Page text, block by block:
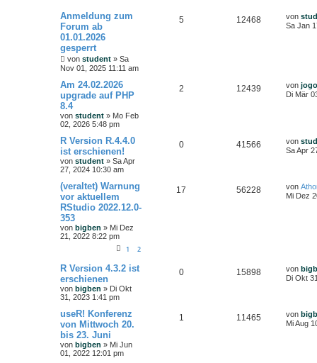
Anmeldung zum
Forum ab
01.01.2026
gesperrt
von student » Sa
Nov 01, 2025 11:11 am
5 12468 von
Sa Jan
Am 24.02.2026
upgrade auf PHP
8.4
von student » Mo Feb
02, 2026 5:48 pm
2 12439 von jogo
Di Mär
R Version R.4.4.0
ist erschienen!
von student » Sa Apr
27, 2024 10:30 am
0 41566 von
Sa Apr
(veraltet) Warnung
vor aktuellem
RStudio 2022.12.0-
353
von bigben » Mi Dez
21, 2022 8:22 pm
1 2
17 56228 von
Mi Dez
R Version 4.3.2 ist
erschienen
von bigben » Di Okt
31, 2023 1:41 pm
0 15898 von
Di Okt
useR! Konferenz
von Mittwoch 20.
bis 23. Juni
von bigben » Mi Jun
01, 2022 12:01 pm
1 11465 von
Mi Aug